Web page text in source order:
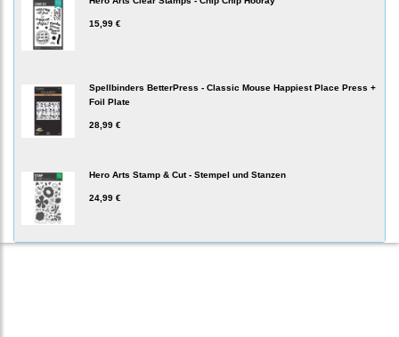
15,99 €
Spellbinders BetterPress - Classic Mouse Happiest Place Press +
Foil Plate
28,99 €
Hero Arts Stamp & Cut - Stempel und Stanzen
24,99 €